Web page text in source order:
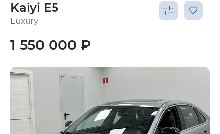
Kaiyi E5
Luxury
1 550 000 ₽